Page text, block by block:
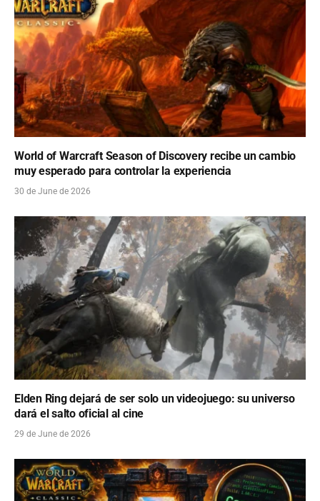
World of Warcraft Season of Discovery recibe un cambio
muy esperado para controlar la experiencia
30 de June de 2026
Elden Ring dejará de ser solo un videojuego: su universo
dará el salto oficial al cine
29 de June de 2026